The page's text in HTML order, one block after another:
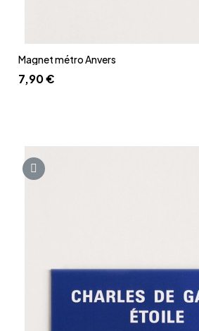
Magnet métro Anvers
7,90 €